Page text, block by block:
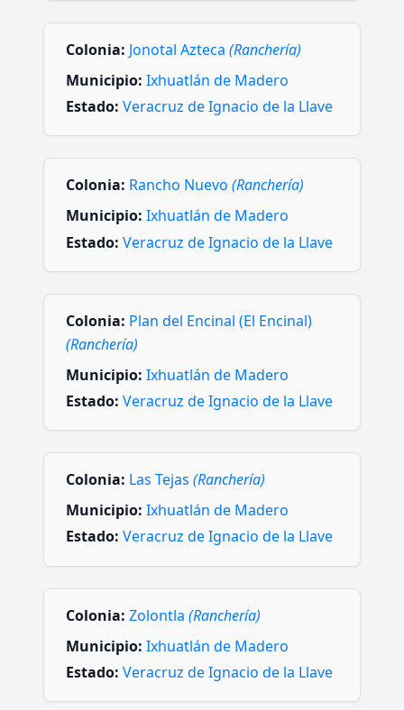
Colonia: Jonotal Azteca (Ranchería)
Municipio: Ixhuatlán de Madero
Estado: Veracruz de Ignacio de la Llave
Colonia: Rancho Nuevo (Ranchería)
Municipio: Ixhuatlán de Madero
Estado: Veracruz de Ignacio de la Llave
Colonia: Plan del Encinal (El Encinal)
(Ranchería)
Municipio: Ixhuatlán de Madero
Estado: Veracruz de Ignacio de la Llave
Colonia: Las Tejas (Ranchería)
Municipio: Ixhuatlán de Madero
Estado: Veracruz de Ignacio de la Llave
Colonia: Zolontla (Ranchería)
Municipio: Ixhuatlán de Madero
Estado: Veracruz de Ignacio de la Llave